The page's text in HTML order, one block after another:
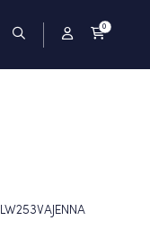
0
LW253VAJENNA